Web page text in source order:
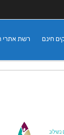
רשת אתרי חינם